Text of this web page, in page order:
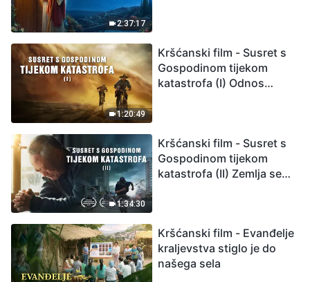
2:37:17
1:20:49
Kršćanski film - Susret s
Gospodinom tijekom
katastrofa (I) Odnos
1:34:30
Kršćanski film - Susret s
Gospodinom tijekom
katastrofa (II) Zemlja se
Kršćanski film - Evanđelje
kraljevstva stiglo je do
našega sela